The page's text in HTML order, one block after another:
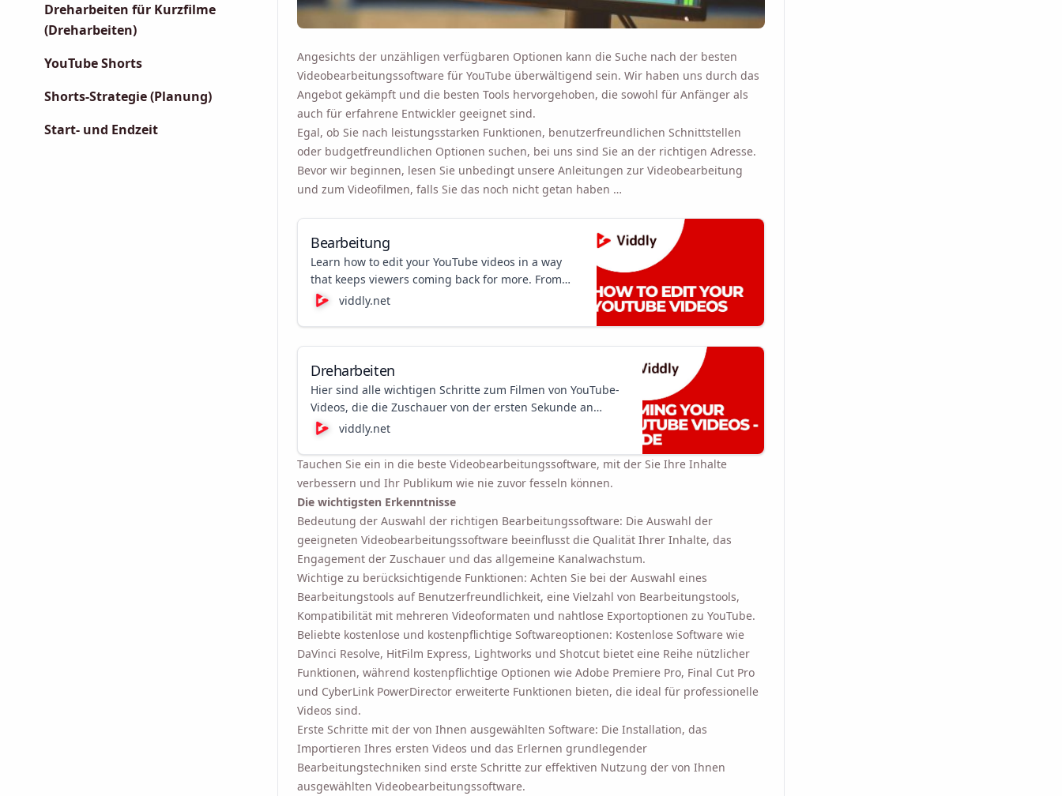
Dreharbeiten für Kurzfilme
(Dreharbeiten)
YouTube Shorts
Shorts-Strategie (Planung)
Start- und Endzeit
Angesichts der unzähligen verfügbaren Optionen kann die Suche nach der besten
Videobearbeitungssoftware für YouTube überwältigend sein. Wir haben uns durch das
Angebot gekämpft und die besten Tools hervorgehoben, die sowohl für Anfänger als
auch für erfahrene Entwickler geeignet sind.
Egal, ob Sie nach leistungsstarken Funktionen, benutzerfreundlichen Schnittstellen
oder budgetfreundlichen Optionen suchen, bei uns sind Sie an der richtigen Adresse.
Bevor wir beginnen, lesen Sie unbedingt unsere Anleitungen zur Videobearbeitung
und zum Videofilmen, falls Sie das noch nicht getan haben …
Bearbeitung
Learn how to edit your YouTube videos in a way
that keeps viewers coming back for more. From
tools to best tips and tricks, we cover it all here!
viddly.net
Dreharbeiten
Hier sind alle wichtigen Schritte zum Filmen von YouTube-
Videos, die die Zuschauer von der ersten Sekunde an
fesseln. Wir stellen Ihnen eine Anleitung zum Videofilmen
viddly.net
Tauchen Sie ein in die beste Videobearbeitungssoftware, mit der Sie Ihre Inhalte
verbessern und Ihr Publikum wie nie zuvor fesseln können.
Die wichtigsten Erkenntnisse
Bedeutung der Auswahl der richtigen Bearbeitungssoftware: Die Auswahl der
geeigneten Videobearbeitungssoftware beeinflusst die Qualität Ihrer Inhalte, das
Engagement der Zuschauer und das allgemeine Kanalwachstum.
Wichtige zu berücksichtigende Funktionen: Achten Sie bei der Auswahl eines
Bearbeitungstools auf Benutzerfreundlichkeit, eine Vielzahl von Bearbeitungstools,
Kompatibilität mit mehreren Videoformaten und nahtlose Exportoptionen zu YouTube.
Beliebte kostenlose und kostenpflichtige Softwareoptionen: Kostenlose Software wie
DaVinci Resolve, HitFilm Express, Lightworks und Shotcut bietet eine Reihe nützlicher
Funktionen, während kostenpflichtige Optionen wie Adobe Premiere Pro, Final Cut Pro
und CyberLink PowerDirector erweiterte Funktionen bieten, die ideal für professionelle
Videos sind.
Erste Schritte mit der von Ihnen ausgewählten Software: Die Installation, das
Importieren Ihres ersten Videos und das Erlernen grundlegender
Bearbeitungstechniken sind erste Schritte zur effektiven Nutzung der von Ihnen
ausgewählten Videobearbeitungssoftware.